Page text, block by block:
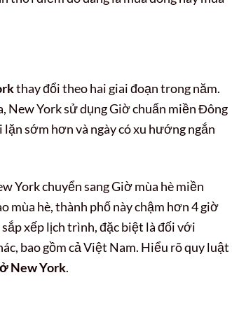
thay đổi theo hai giai đoạn trong năm.
New York sử dụng Giờ chuẩn miền Đông
sớm hơn và ngày có xu hướng ngắn
York chuyển sang Giờ mùa hè miền
mùa hè, thành phố này chậm hơn 4 giờ
xếp lịch trình, đặc biệt là đối với
bao gồm cả Việt Nam. Hiểu rõ quy luật
New York.